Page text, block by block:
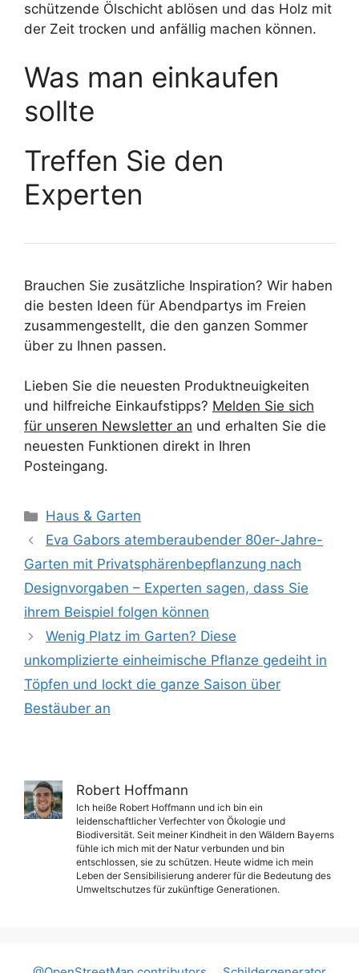
schützende Ölschicht ablösen und das Holz mit
der Zeit trocken und anfällig machen können.
Was man einkaufen
sollte
Treffen Sie den
Experten
Brauchen Sie zusätzliche Inspiration? Wir haben
die besten Ideen für Abendpartys im Freien
zusammengestellt, die den ganzen Sommer
über zu Ihnen passen.
Lieben Sie die neuesten Produktneuigkeiten
und hilfreiche Einkaufstipps? Melden Sie sich
für unseren Newsletter an und erhalten Sie die
neuesten Funktionen direkt in Ihren
Posteingang.
Kategorien
Haus & Garten
Eva Gabors atemberaubender 80er-Jahre-
Garten mit Privatsphärenbepflanzung nach
Designvorgaben – Experten sagen, dass Sie
ihrem Beispiel folgen können
Wenig Platz im Garten? Diese
unkomplizierte einheimische Pflanze gedeiht in
Töpfen und lockt die ganze Saison über
Bestäuber an
Robert Hoffmann
Ich heiße Robert Hoffmann und ich bin ein
leidenschaftlicher Verfechter von Ökologie und
Biodiversität. Seit meiner Kindheit in den Wäldern Bayerns
fühle ich mich mit der Natur verbunden und bin
entschlossen, sie zu schützen. Heute widme ich mein
Leben der Sensibilisierung anderer für die Bedeutung des
Umweltschutzes für zukünftige Generationen.